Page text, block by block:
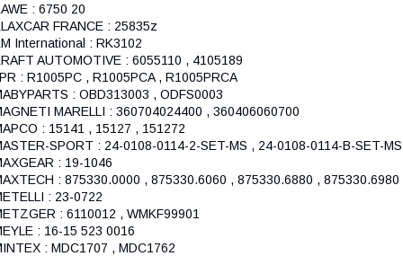
: 6750 20
FRANCE : 25835z
International : RK3102
AUTOMOTIVE : 6055110 , 4105189
: R1005PC , R1005PCA , R1005PRCA
: OBD313003 , ODFS0003
MARELLI : 360704024400 , 360406060700
: 15141 , 15127 , 151272
SPORT : 24-0108-0114-2-SET-MS , 24-0108-0114-B-SET-MS
: 19-1046
: 875330.0000 , 875330.6060 , 875330.6880 , 875330.6980
: 23-0722
: 6110012 , WMKF99901
: 16-15 523 0016
: MDC1707 , MDC1762